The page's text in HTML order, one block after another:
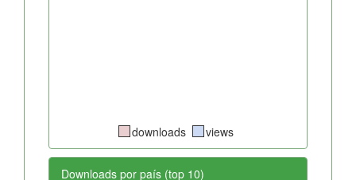
downloads views
Downloads por país (top 10)